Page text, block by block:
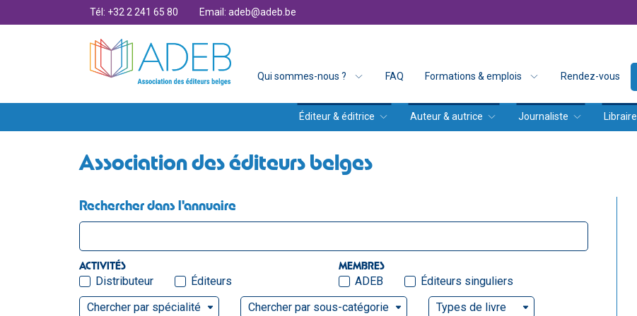
Tél: +32 2 241 65 80 Email: adeb@adeb.be
Qui sommes-nous ? FAQ Formations & emplois Rendez-vous
Éditeur & éditrice Auteur & autrice Journaliste Libraire
Association des éditeurs belges
Rechercher dans l'annuaire
ACTIVITÉS
Distributeur Éditeurs
MEMBRES
ADEB
Éditeurs singuliers
Chercher par spécialité
Chercher par sous-catégorie Types de livre